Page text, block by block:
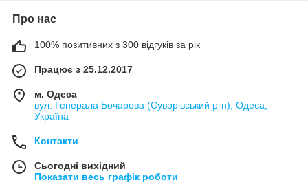
Про нас
100% позитивних з 300 відгуків за рік
Працює з 25.12.2017
м. Одеса
вул. Генерала Бочарова (Суворівський р-н), Одеса,
Україна
Контакти
Сьогодні вихідний
Показати весь графік роботи